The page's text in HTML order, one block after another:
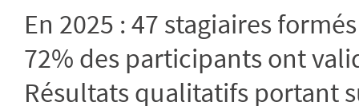
En 2025 : 47 stagiaires formés
72% des participants ont
Résultats qualitatifs portant